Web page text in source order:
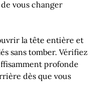
vous changer
la tête entière et
sans tomber. Vérifiez
profonde
dès que vous